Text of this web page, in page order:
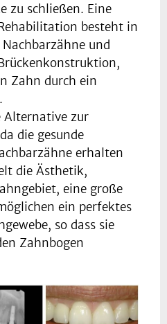
zu schließen. Eine
besteht in
und
Zahn durch ein
Alternative zur
die gesunde
erhalten
die Ästhetik,
eine große
ein perfektes
so dass sie
Zahnbogen